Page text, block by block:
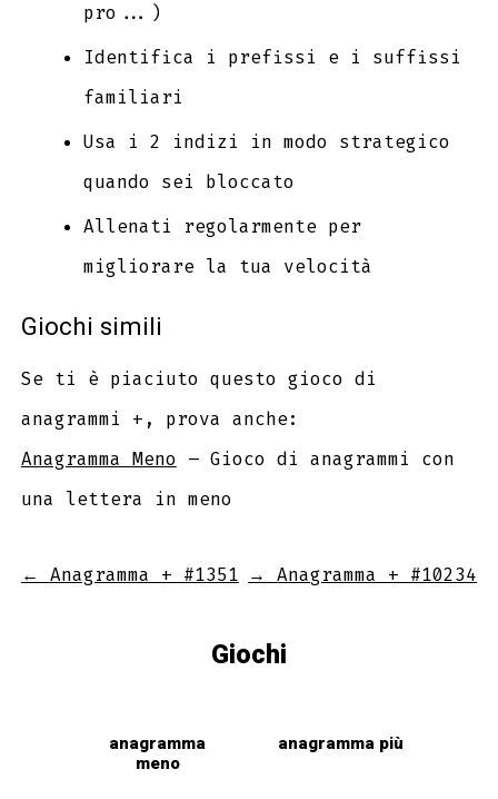
pro...)
Identifica i prefissi e i suffissi
familiari
Usa i 2 indizi in modo strategico
quando sei bloccato
Allenati regolarmente per
migliorare la tua velocità
Giochi simili
Se ti è piaciuto questo gioco di
anagrammi +, prova anche:
Anagramma Meno – Gioco di anagrammi con
una lettera in meno
← Anagramma + #1351 → Anagramma + #10234
Giochi
anagramma
meno
anagramma più